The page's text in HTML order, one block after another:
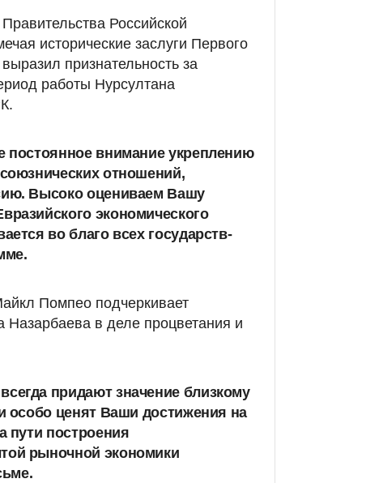
Российской
исторические заслуги Первого
признательность за
работы Нурсултана
внимание укреплению
отношений,
Высоко оцениваем Вашу
экономического
во благо всех государств-
Помпео подчеркивает
в деле процветания и
придают значение близкому
особо ценят Ваши достижения на
пути построения
рыночной экономики